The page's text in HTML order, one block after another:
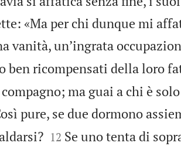
«Ma per chi dunque mi
vanità, un’ingrata
ben ricompensati della loro
ma guai a chi è
pure, se due dormono

12 Se uno tenta di